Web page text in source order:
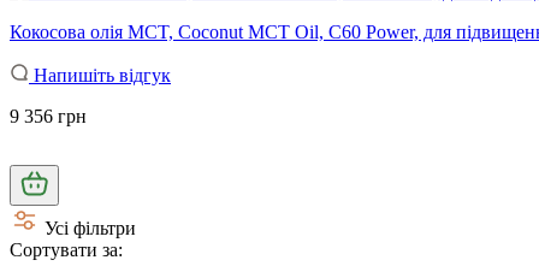
Кокосова олія MCT, Coconut MCT Oil, C60 Power, для
Напишіть відгук
9 356 грн
Усі фільтри
Сортувати за: